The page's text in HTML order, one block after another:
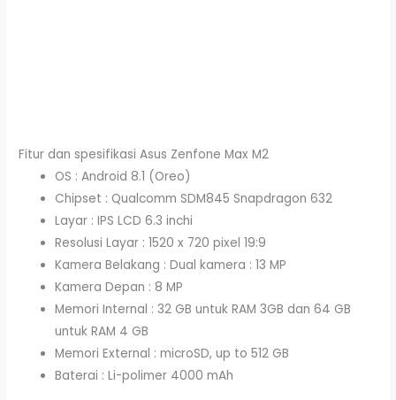
Fitur dan spesifikasi Asus Zenfone Max M2
OS : Android 8.1 (Oreo)
Chipset : Qualcomm SDM845 Snapdragon 632
Layar : IPS LCD 6.3 inchi
Resolusi Layar : 1520 x 720 pixel 19:9
Kamera Belakang : Dual kamera : 13 MP
Kamera Depan : 8 MP
Memori Internal : 32 GB untuk RAM 3GB dan 64 GB
untuk RAM 4 GB
Memori External : microSD, up to 512 GB
Baterai : Li-polimer 4000 mAh